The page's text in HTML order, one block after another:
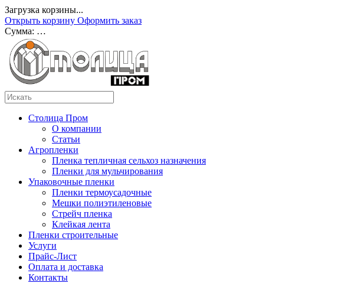
Загрузка корзины...
Открыть корзину Оформить заказ
Сумма: …
Столица Пром
О компании
Статьи
Агропленки
Пленка тепличная сельхоз назначения
Пленки для мульчирования
Упаковочные пленки
Пленки термоусадочные
Мешки полиэтиленовые
Стрейч пленка
Клейкая лента
Пленки строительные
Услуги
Прайс-Лист
Оплата и доставка
Контакты